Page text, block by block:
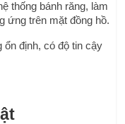
thống bánh răng, làm
ứng trên mặt đồng hồ.
ổn định, có độ tin cậy